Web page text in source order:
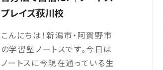
プレイズ荻川校
こんにちは！新潟市・阿賀野市
の学習塾ノートスです。今日は
ノートスに今現在通っている生